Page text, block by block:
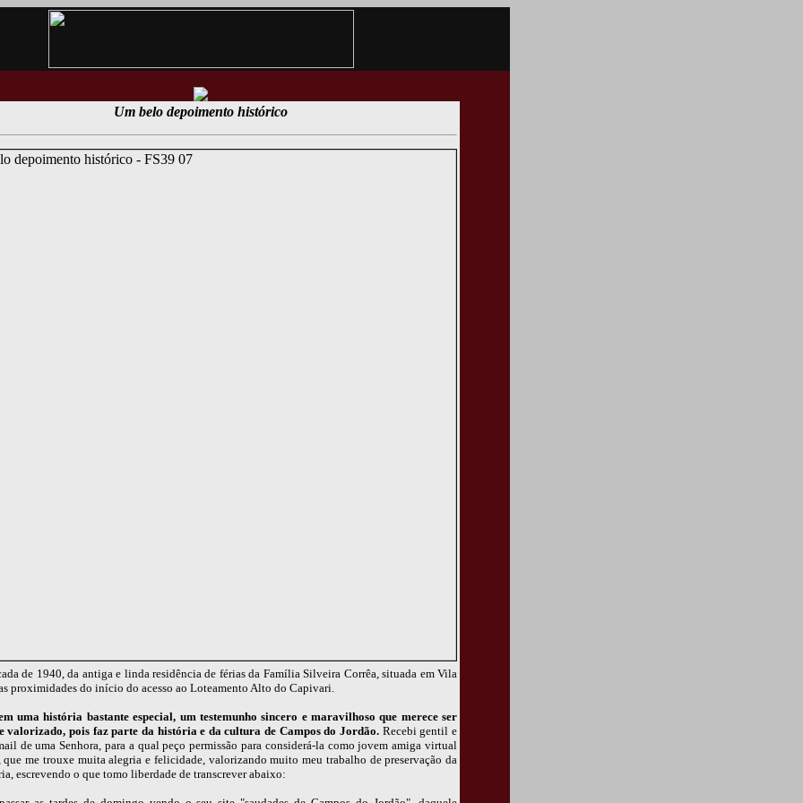
Um belo depoimento histórico
de 1940, da antiga e linda residência de férias da Família Silveira Corrêa, situada em Vila
proximidades do início do acesso ao Loteamento Alto do Capivari.
uma história bastante especial, um testemunho sincero e maravilhoso que merece ser
valorizado, pois faz parte da história e da cultura de Campos do Jordão. Recebi gentil e
de uma Senhora, para a qual peço permissão para considerá-la como jovem amiga virtual
que me trouxe muita alegria e felicidade, valorizando muito meu trabalho de preservação da
escrevendo o que tomo liberdade de transcrever abaixo: